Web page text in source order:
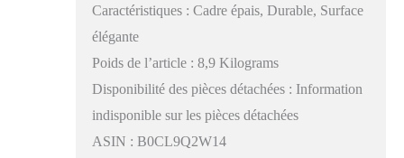
Caractéristiques : Cadre épais, Durable, Surface
élégante
Poids de l’article : 8,9 Kilograms
Disponibilité des pièces détachées : Information
indisponible sur les pièces détachées
ASIN : B0CL9Q2W14